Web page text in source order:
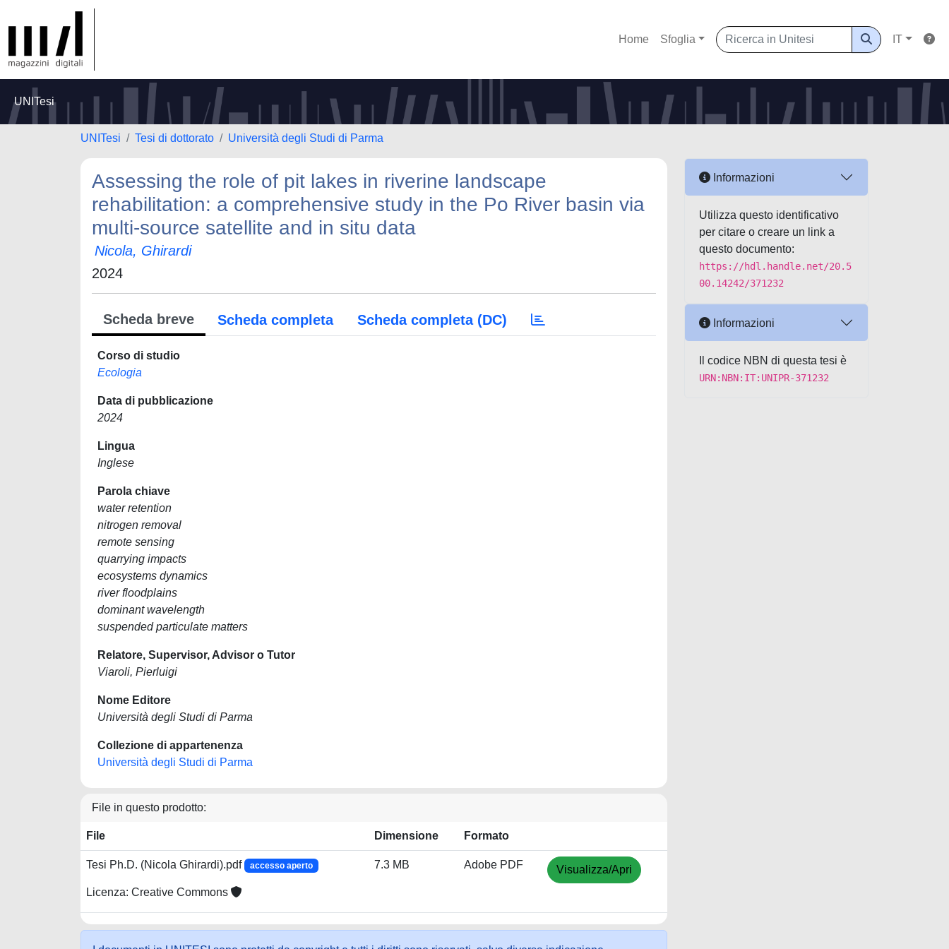
Home Sfoglia IT
UNITesi
UNITesi Tesi di dottorato Università degli Studi di Parma
Assessing the role of pit lakes in riverine landscape
rehabilitation: a comprehensive study in the Po River basin via
multi-source satellite and in situ data
Nicola, Ghirardi
2024
Scheda breve Scheda completa Scheda completa (DC)
Corso di studio
Ecologia
Data di pubblicazione
2024
Lingua
Inglese
Parola chiave
water retention
nitrogen removal
remote sensing
quarrying impacts
ecosystems dynamics
river floodplains
dominant wavelength
suspended particulate matters
Relatore, Supervisor, Advisor o Tutor
Viaroli, Pierluigi
Nome Editore
Università degli Studi di Parma
Collezione di appartenenza
Università degli Studi di Parma
File in questo prodotto:
File Dimensione Formato
Tesi Ph.D. (Nicola Ghirardi).pdf accesso aperto
Licenza: Creative Commons
7.3 MB Adobe PDF Visualizza/Apri
Informazioni
Utilizza questo identificativo
per citare o creare un link a
questo documento:
https://hdl.handle.net/20.5
00.14242/371232
Informazioni
Il codice NBN di questa tesi è
URN:NBN:IT:UNIPR-371232